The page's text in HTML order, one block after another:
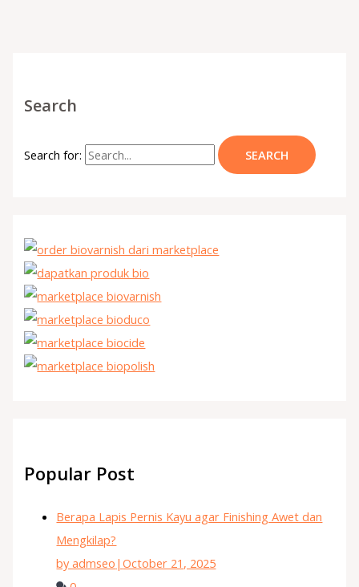
Search
Search for:
Popular Post
Berapa Lapis Pernis Kayu agar Finishing Awet dan
Mengkilap?
by admseo |October 21, 2025